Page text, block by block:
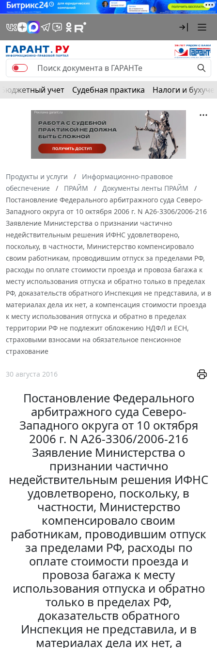
Бюджетный учет Судебная практика Налоги и
Продукты и услуги
Информационно-правовое
обеспечение
ПРАЙМ
Документы ленты ПРАЙМ
Постановление Федерального арбитражного суда Северо-
Западного округа от 10 октября 2006 г. N А26-3306/2006-216
Заявление Министерства о признании частично
недействительным решения ИФНС удовлетворено,
поскольку, в частности, Министерство компенсировало
своим работникам, проводившим отпуск за пределами РФ,
расходы по оплате стоимости проезда и провоза багажа к
месту использования отпуска и обратно только в пределах
РФ, доказательств обратного Инспекция не представила, и в
материалах дела их нет, а компенсация стоимости проезда
к месту использования отпуска и обратно в пределах
территории РФ не подлежит обложению НДФЛ и ЕСН,
страховыми взносами на обязательное пенсионное
страхование
30 августа 2016
Постановление Федерального
арбитражного суда Северо-
Западного округа от 10 октября
2006 г. N А26-3306/2006-216
Заявление Министерства о
признании частично
недействительным решения ИФНС
удовлетворено, поскольку, в
частности, Министерство
компенсировало своим
работникам, проводившим отпуск
за пределами РФ, расходы по
оплате стоимости проезда и
провоза багажа к месту
использования отпуска и обратно
только в пределах РФ,
доказательств обратного
Инспекция не представила, и в
материалах дела их нет, а